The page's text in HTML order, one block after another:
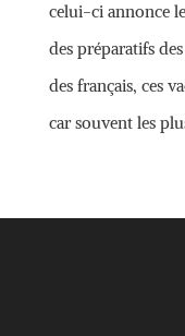
celui-ci annonce
des préparatifs
des français, ces
car souvent les